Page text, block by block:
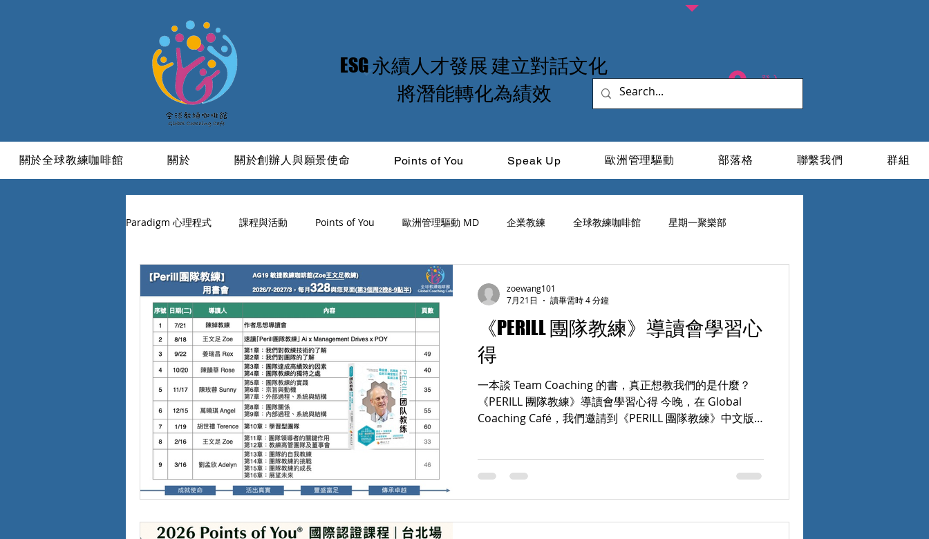
​ESG 永續人才發展 建立對話文化
​將潛能轉化為績效
登入
關於全球教練咖啡館 關於 關於創辦人與願景使命 Points of You Speak Up 歐洲管理驅動 部落格 聯繫我們 群組
Paradigm 心理程式 課程與活動 Points of You 歐洲管理驅動 MD 企業教練 全球教練咖啡館 星期一聚樂部
學習與成長 活成一道光 ICF 品牌領導力
《PERILL 團隊教練》導讀會學習心
得
一本談 Team Coaching 的書，真正想教我們的是什麼？
《PERILL 團隊教練》導讀會學習心得 今晚，在 Global
Coaching Café，我們邀請到《PERILL 團隊教練》中文版
效團隊」的深度對話。 一本書，回答四個重要問題 課程一
開始，我邀請大家思考四個問題： 什麼是真正的 Team
zoewang101
7月21日
讀畢需時 4 分鐘